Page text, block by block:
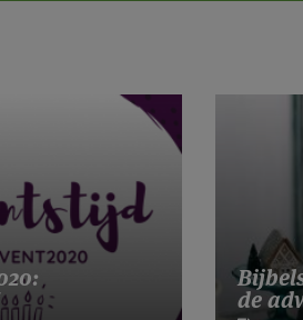
de